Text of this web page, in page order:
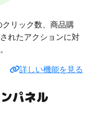
リック数、商品購
れたアクションに対
詳しい機能を見る
パネル